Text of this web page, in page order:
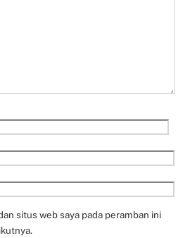
situs web saya pada peramban ini